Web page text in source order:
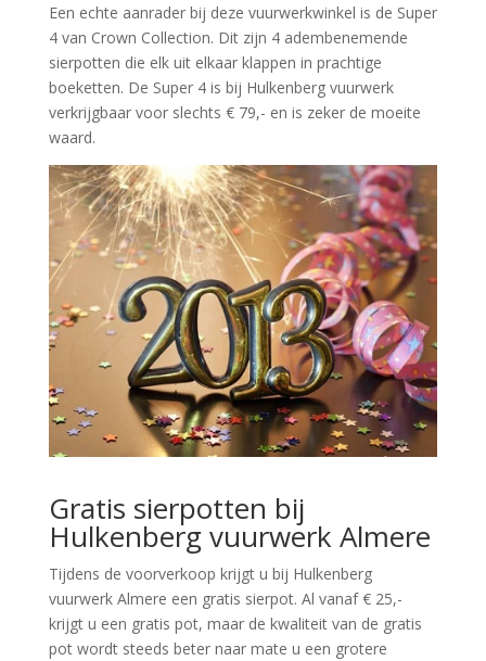
Een echte aanrader bij deze vuurwerkwinkel is de Super
4 van Crown Collection. Dit zijn 4 adembenemende
sierpotten die elk uit elkaar klappen in prachtige
boeketten. De Super 4 is bij Hulkenberg vuurwerk
verkrijgbaar voor slechts € 79,- en is zeker de moeite
waard.
Gratis sierpotten bij
Hulkenberg vuurwerk Almere
Tijdens de voorverkoop krijgt u bij Hulkenberg
vuurwerk Almere een gratis sierpot. Al vanaf € 25,-
krijgt u een gratis pot, maar de kwaliteit van de gratis
pot wordt steeds beter naar mate u een grotere